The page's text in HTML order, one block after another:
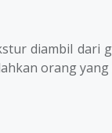
diambil
orang